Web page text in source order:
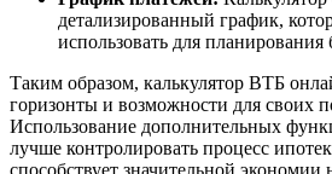
детализированный график,
использовать для планирования
Таким образом, калькулятор ВТБ
горизонты и возможности для своих
Использование дополнительных
лучше контролировать процесс
способствует значительной экономии